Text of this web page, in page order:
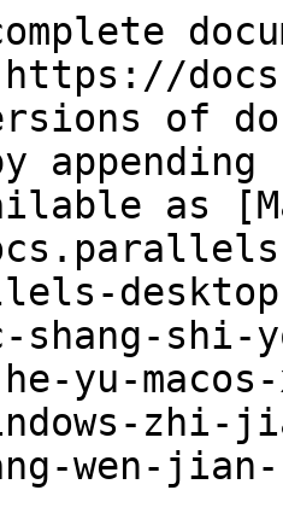
of
as
shang-shi-
yu-
zhi-
wen-